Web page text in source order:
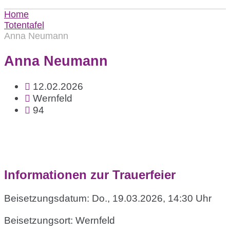
Home
Totentafel
Anna Neumann
Anna Neumann
12.02.2026
Wernfeld
94
Informationen zur Trauerfeier
Beisetzungsdatum: Do., 19.03.2026, 14:30 Uhr
Beisetzungsort: Wernfeld